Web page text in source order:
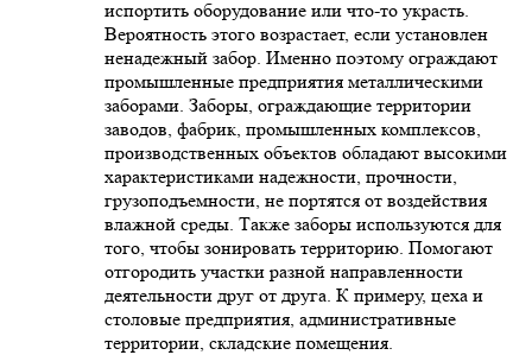
испортить оборудование или что-то украсть.
Вероятность этого возрастает, если установлен
ненадежный забор. Именно поэтому ограждают
промышленные предприятия металлическими
заборами. Заборы, ограждающие территории
заводов, фабрик, промышленных комплексов,
производственных объектов обладают высокими
характеристиками надежности, прочности,
грузоподъемности, не портятся от воздействия
влажной среды. Также заборы используются для
того, чтобы зонировать территорию. Помогают
отгородить участки разной направленности
деятельности друг от друга. К примеру, цеха и
столовые предприятия, административные
территории, складские помещения.